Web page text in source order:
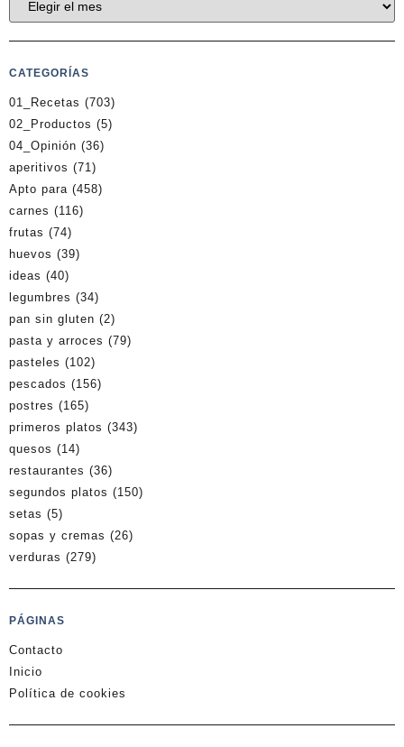
CATEGORÍAS
01_Recetas (703)
02_Productos (5)
04_Opinión (36)
aperitivos (71)
Apto para (458)
carnes (116)
frutas (74)
huevos (39)
ideas (40)
legumbres (34)
pan sin gluten (2)
pasta y arroces (79)
pasteles (102)
pescados (156)
postres (165)
primeros platos (343)
quesos (14)
restaurantes (36)
segundos platos (150)
setas (5)
sopas y cremas (26)
verduras (279)
PÁGINAS
Contacto
Inicio
Política de cookies